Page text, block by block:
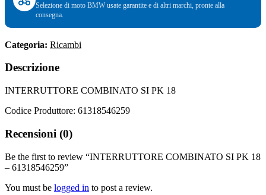
Selezione di moto BMW usate garantite e di altri marchi, pronte alla
consegna.
Categoria: Ricambi
Descrizione
INTERRUTTORE COMBINATO SI PK 18
Codice Produttore: 61318546259
Recensioni (0)
Be the first to review “INTERRUTTORE COMBINATO SI PK 18
– 61318546259”
You must be logged in to post a review.